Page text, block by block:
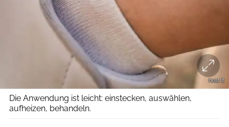
heat it
Die Anwendung ist leicht: einstecken, auswählen,
aufheizen, behandeln.